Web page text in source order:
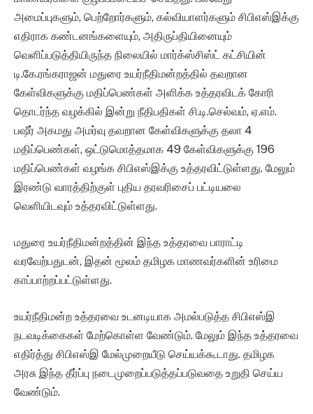
அமைப்புகளும், பெற்றோர்களும், கல்வியாளர்களும் சிபிஎஸ்இக்கு
எதிராக கண்டனங்களையும், அதிருப்தியினையும்
வெளிப்படுத்தியிருந்த நிலையில் மார்க்ஸ்சிஸ்ட் கட்சியின்
டி.கே.ரங்கராஜன் மதுரை உயர்நீதிமன்றத்தில் தவறான
கேள்விகளுக்கு மதிப்பெண்கள் அளிக்க உத்தரவிடக் கோரி
தொடர்ந்த வழக்கில் இன்று நீதிபதிகள் சி.டி.செல்வம், ஏ.எம்.
பஷீர் அகமது அமர்வு தவறான கேள்விகளுக்கு தலா 4
மதிப்பெண்கள், ஒட்டுமொத்தமாக 49 கேள்விகளுக்கு 196
மதிப்பெண்கள் வழங்க சிபிஎஸ்இக்கு உத்தரவிட்டுள்ளது. மேலும்
இரண்டு வாரத்திற்குள் புதிய தரவரிசைப் பட்டியலை
வெளியிடவும் உத்தரவிட்டுள்ளது.
மதுரை உயர்நீதிமன்றத்தின் இந்த உத்தரவை பாராட்டி
வரவேற்பதுடன், இதன் மூலம் தமிழக மாணவர்களின் உரிமை
காப்பாற்றப்பட்டுள்ளது.
உயர்நீதிமன்ற உத்தரவை உடனடியாக அமல்படுத்த சிபிஎஸ்இ
நடவடிக்கைகள் மேற்கொள்ள வேண்டும். மேலும் இந்த உத்தரவை
எதிர்த்து சிபிஎஸ்இ மேல்முறையீடு செய்யக்கூடாது. தமிழக
அரசு இந்த தீர்ப்பு நடைமுறைப்படுத்தப்படுவதை உறுதி செய்ய
வேண்டும்.